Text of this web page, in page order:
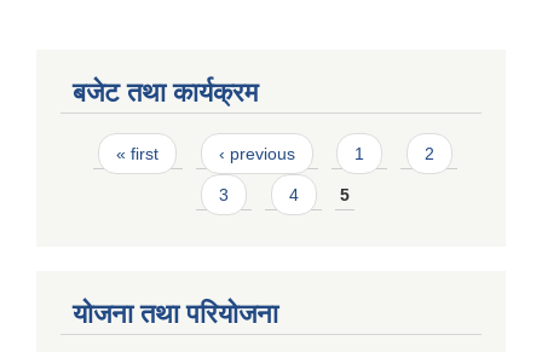
बजेट तथा कार्यक्रम
Pages
« first ‹ previous 1 2
3 4 5
योजना तथा परियोजना